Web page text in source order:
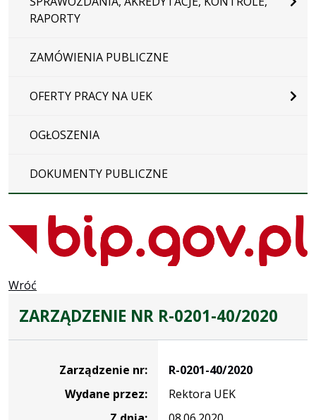
RAPORTY
ZAMÓWIENIA PUBLICZNE
OFERTY PRACY NA UEK
OGŁOSZENIA
DOKUMENTY PUBLICZNE
Wróć
ZARZĄDZENIE NR R-0201-40/2020
Zarządzenie nr:
R-0201-40/2020
Wydane przez:
Rektora UEK